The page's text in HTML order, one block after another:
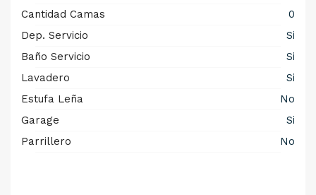
Cantidad Camas
0
Dep. Servicio
Si
Baño Servicio
Si
Lavadero
Si
Estufa Leña
No
Garage
Si
Parrillero
No